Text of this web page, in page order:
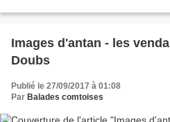
Images d'antan - les
Doubs
Publié le 27/09/2017 à 01:08
Par Balades comtoises